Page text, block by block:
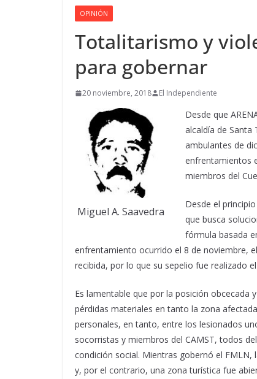
OPINIÓN
Totalitarismo y
para gobernar
20 noviembre, 2018 El Independiente
Miguel A. Saavedra
Desde que
alcaldía de
ambulantes de
enfrentamientos
miembros del
Desde el
que busca
fórmula basada
enfrentamiento ocurrido el 8 de noviembre,
recibida, por lo que su sepelio fue realizado
Es lamentable que por la posición obcecada
pérdidas materiales en tanto la zona
personales, en tanto, entre los lesionados
socorristas y miembros del CAMST, todos
condición social. Mientras gobernó el FMLN,
y, por el contrario, una zona turística fue